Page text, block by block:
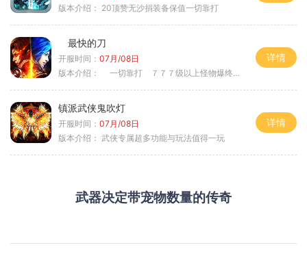
版本介绍： 20顶赞无沙捐装备保值一切靠打
最快的刀
开服时间： 07月/08日
版本介绍：
一切靠打 ７７７级以上怪物爆终极
详情
镇派武侠鬼吹灯
开服时间： 07月/08日
版本介绍： 武侠专属超多功能与玩法值得一玩
详情
武器决定带宠物数量的传奇